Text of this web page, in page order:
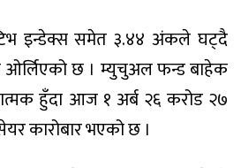
इन्डेक्स समेत ३.४४ अंकले घट्दै
ओर्लिएको छ । म्युचुअल फन्ड बाहेक
हुँदा आज १ अर्ब २६ करोड २७
कारोबार भएको छ ।